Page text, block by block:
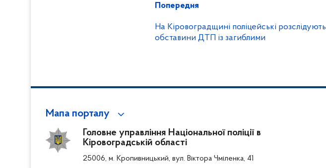
Попередня
На Кіровоградщині поліцейські розслідують
обставини ДТП із загиблими
Мапа порталу
Головне управління Національної поліції в
Кіровоградській області
25006, м. Кропивницький, вул. Віктора Чміленка, 41